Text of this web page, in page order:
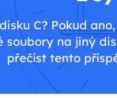
C? Pokud
soubory na jiný
přečíst tento